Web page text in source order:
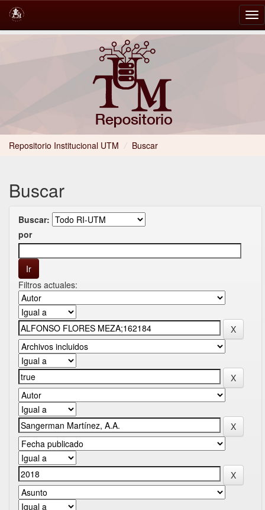
Repositorio Institucional UTM / Buscar
Buscar
Buscar:
por
Filtros actuales: